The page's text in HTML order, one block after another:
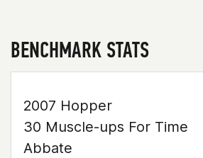
BENCHMARK STATS
2007 Hopper
30 Muscle-ups For Time
Abbate